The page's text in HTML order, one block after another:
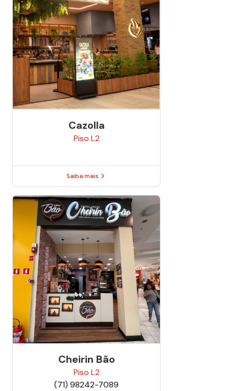
Cazolla
Piso L2
Saiba mais
Cheirin Bão
Piso L2
(71) 98242-7089